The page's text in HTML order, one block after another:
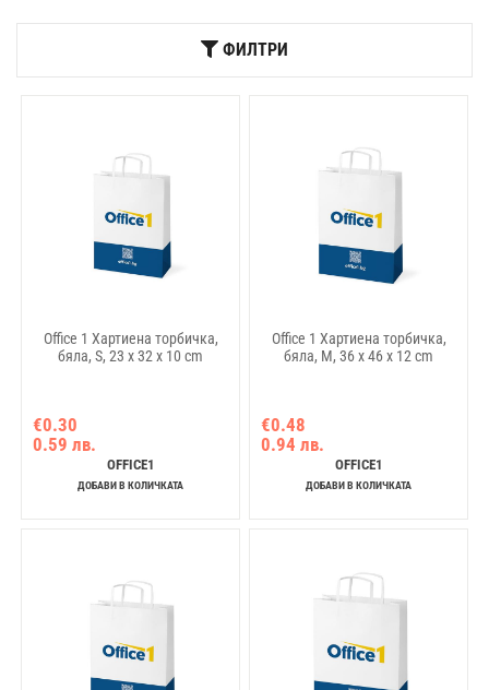
ФИЛТРИ
Office 1 Хартиена торбичка,
бяла, S, 23 х 32 х 10 cm
€0.30
0.59 лв.
OFFICE1
ДОБАВИ В КОЛИЧКАТА
Office 1 Хартиена торбичка,
бяла, M, 36 х 46 х 12 cm
€0.48
0.94 лв.
OFFICE1
ДОБАВИ В КОЛИЧКАТА